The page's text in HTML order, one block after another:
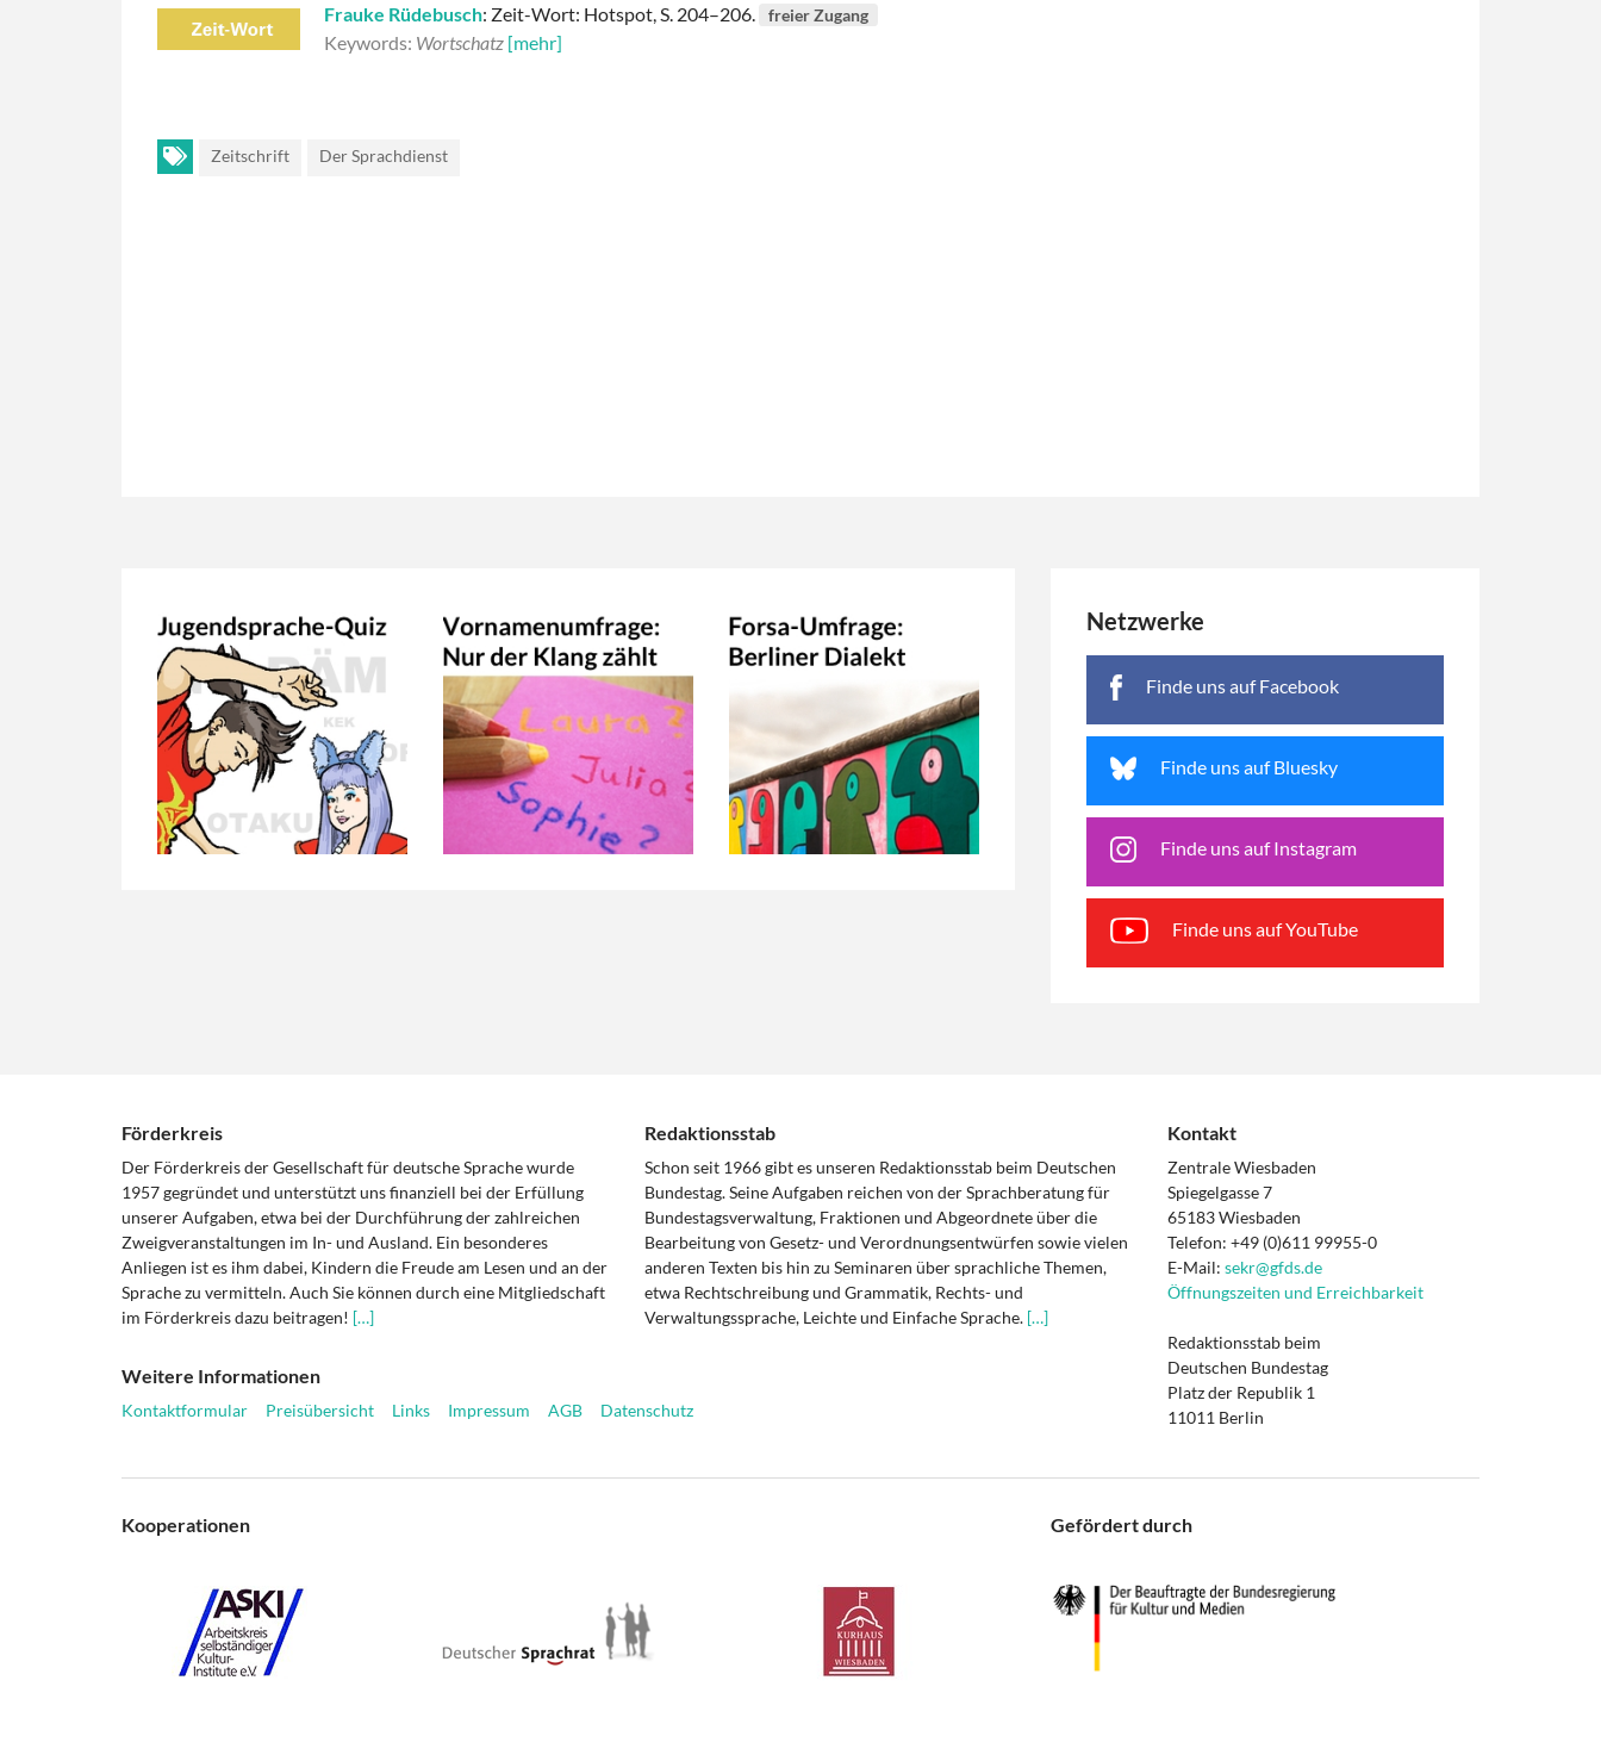
Frauke Rüdebusch: Zeit-Wort: Hotspot, S. 204–206. freier Zugang
Keywords: Wortschatz [mehr]
Zeitschrift Der Sprachdienst
Netzwerke
Finde uns auf Facebook
Finde uns auf Bluesky
Finde uns auf Instagram
Finde uns auf YouTube
Förderkreis
Der Förderkreis der Gesellschaft für deutsche Sprache wurde
1957 gegründet und unterstützt uns finanziell bei der Erfüllung
unserer Aufgaben, etwa bei der Durchführung der zahlreichen
Zweigveranstaltungen im In- und Ausland. Ein besonderes
Anliegen ist es ihm dabei, Kindern die Freude am Lesen und an der
Sprache zu vermitteln. Auch Sie können durch eine Mitgliedschaft
im Förderkreis dazu beitragen! […]
Redaktionsstab
Schon seit 1966 gibt es unseren Redaktionsstab beim Deutschen
Bundestag. Seine Aufgaben reichen von der Sprachberatung für
Bundestagsverwaltung, Fraktionen und Abgeordnete über die
Bearbeitung von Gesetz- und Verordnungsentwürfen sowie vielen
anderen Texten bis hin zu Seminaren über sprachliche Themen,
etwa Rechtschreibung und Grammatik, Rechts- und
Verwaltungssprache, Leichte und Einfache Sprache. […]
Weitere Informationen
Kontaktformular Preisübersicht Links Impressum AGB Datenschutz
Kontakt
Zentrale Wiesbaden
Spiegelgasse 7
65183 Wiesbaden
Telefon: +49 (0)611 99955-0
E-Mail: sekr@gfds.de
Öffnungszeiten und Erreichbarkeit
Redaktionsstab beim
Deutschen Bundestag
Platz der Republik 1
11011 Berlin
Kooperationen Gefördert durch